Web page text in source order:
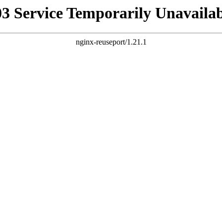
Service Temporarily
nginx-reuseport/1.21.1